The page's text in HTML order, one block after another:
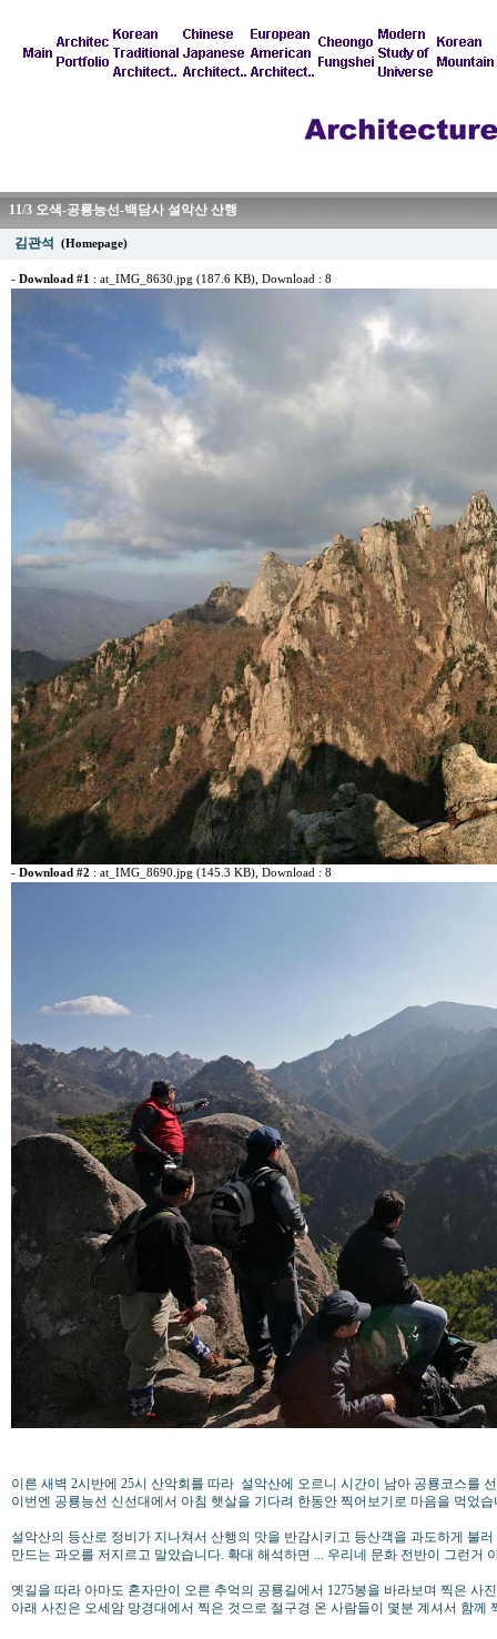
11/3 오색-공룡능선-백담사 설악산 산행
김관석 (Homepage)
- Download #1 : at_IMG_8630.jpg (187.6 KB) , Download : 8
- Download #2 : at_IMG_8690.jpg (145.3 KB) , Download : 8
이른 새벽 2시반에 25시 산악회를 따라 설악산에 오르니 시간이 남아 공룡코스를
이번엔 공룡능선 신선대에서 아침 햇살을 기다려 한동안 찍어보기로 마음을 먹었습
설악산의 등산로 정비가 지나쳐서 산행의 맛을 반감시키고 등산객을 과도하게 불
만드는 과오를 저지르고 말았습니다. 확대 해석하면 ... 우리네 문화 전반이 그런거
옛길을 따라 아마도 혼자만이 오른 추억의 공룡길에서 1275봉을 바라보며 찍은 사
아래 사진은 오세암 망경대에서 찍은 것으로 절구경 온 사람들이 몇분 계셔서 함께